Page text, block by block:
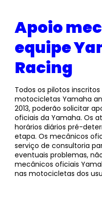
Apoio
equipe
Racing
Todos os pilotos
motocicletas Yamaha
2013, poderão solicitar
oficiais da Yamaha. Os
horários diários pré-
etapa. Os mecânicos
serviço de consultoria
eventuais problemas,
mecânicos oficiais
nas motocicletas dos